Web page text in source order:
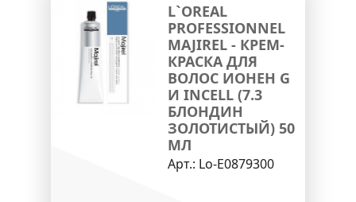
L`OREAL
PROFESSIONNEL
MAJIREL - КРЕМ-
КРАСКА ДЛЯ
ВОЛОС ИОНЕН G
И INCELL (7.3
БЛОНДИН
ЗОЛОТИСТЫЙ) 50
МЛ
Арт.: Lo-E0879300